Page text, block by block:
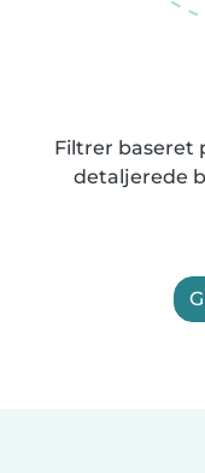
Filtrer baseret
detaljerede